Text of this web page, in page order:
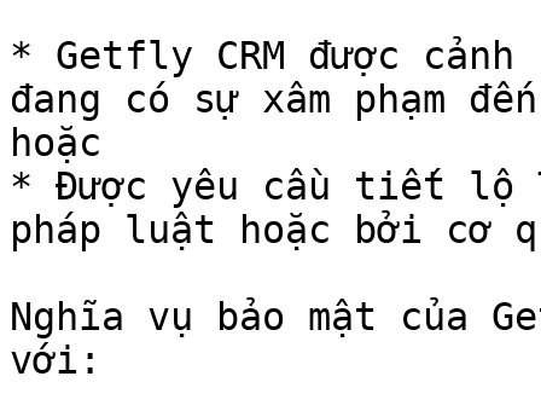
* Getfly CRM được
đang có sự xâm phạm
hoặc
* Được yêu cầu tiết lộ
pháp luật hoặc bởi cơ
Nghĩa vụ bảo mật của
với: